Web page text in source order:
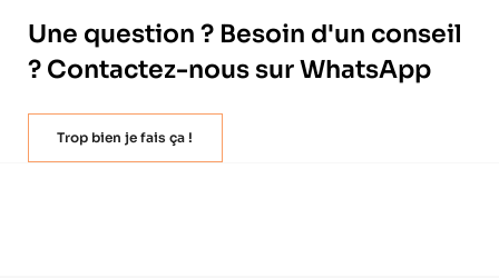
Une question ? Besoin d'un conseil
? Contactez-nous sur WhatsApp
Trop bien je fais ça !